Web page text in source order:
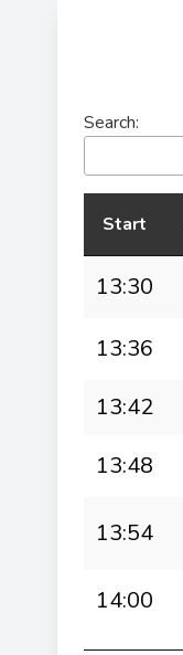
Search:
Start
13:30
13:36
13:42
13:48
13:54
14:00